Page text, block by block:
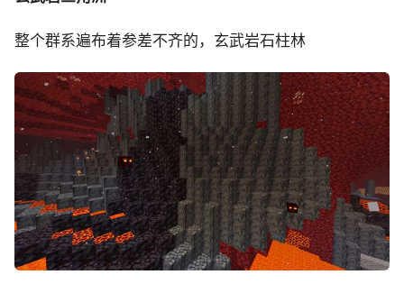
整个群系遍布着参差不齐的，玄武岩石柱林